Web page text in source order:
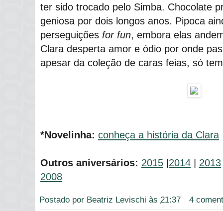
ter sido trocado pelo Simba. Chocolate
geniosa por dois longos anos. Pipoca
perseguições for fun, embora elas
Clara desperta amor e ódio por onde
apesar da coleção de caras feias, só
*Novelinha: conheça a história da Clara
Outros aniversários: 2015 |2014 | 2013
2008
Postado por Beatriz Levischi às 21:37 4